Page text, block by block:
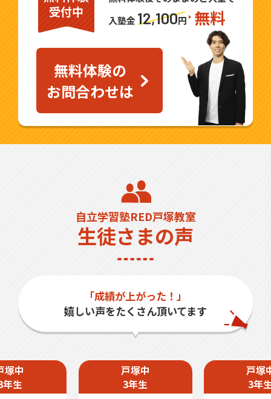
受付中
入塾金 12,100円 無料
無料体験の
お問合わせは
自立学習塾RED戸塚教室
生徒さまの声
「成績が上がった！」
嬉しい声をたくさん頂いてます
塚中
年生
戸塚中
3年生
戸塚
3年